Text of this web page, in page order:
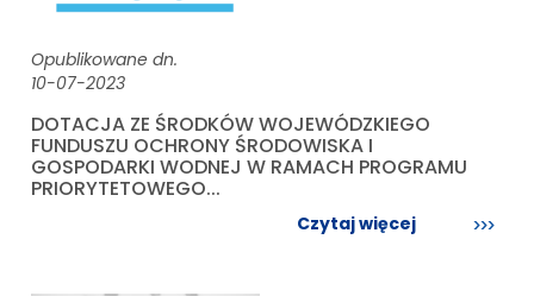
Opublikowane dn.
10-07-2023
DOTACJA ZE ŚRODKÓW WOJEWÓDZKIEGO
FUNDUSZU OCHRONY ŚRODOWISKA I
GOSPODARKI WODNEJ W RAMACH PROGRAMU
PRIORYTETOWEGO...
Czytaj więcej